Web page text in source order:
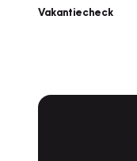
Vakantiecheck